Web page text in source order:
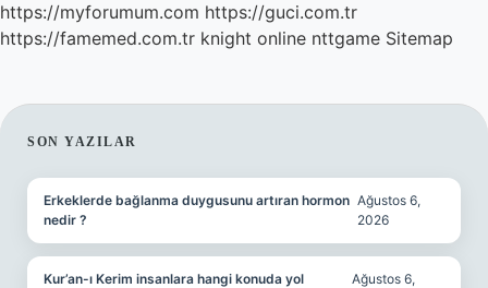
https://myforumum.com https://guci.com.tr
https://famemed.com.tr knight online nttgame Sitemap
SIDEBAR
SON YAZILAR
Erkeklerde bağlanma duygusunu artıran hormon
nedir ?
Ağustos 6,
2026
Kur’an-ı Kerim insanlara hangi konuda yol
Ağustos 6,